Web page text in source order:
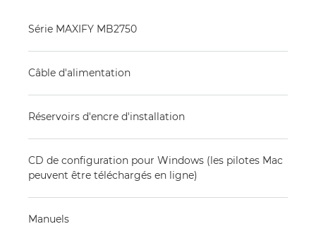
Série MAXIFY MB2750
Câble d'alimentation
Réservoirs d'encre d'installation
CD de configuration pour Windows (les pilotes Mac
peuvent être téléchargés en ligne)
Manuels